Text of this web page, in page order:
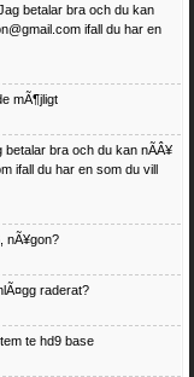
Jag betalar bra och du kan
ifall du har en
mÃ¶jligt
bra och du kan nÃÂ¥
ifall du har en som du vill
nÃ¥gon?
raderat?
te hd9 base